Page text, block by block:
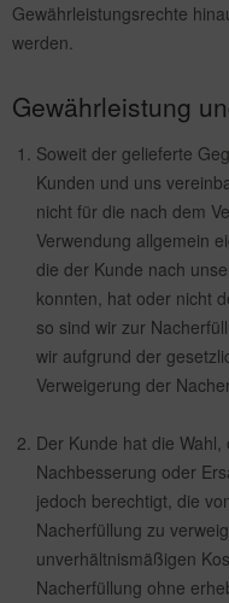
Gewährleistungsrechte
werden.
Gewährleistung
Soweit der gelieferte
Kunden und uns
nicht für die nach dem
Verwendung allgemein
die der Kunde nach
konnten, hat oder nicht
so sind wir zur
wir aufgrund der
Verweigerung der
Der Kunde hat die
Nachbesserung oder
jedoch berechtigt, die
Nacherfüllung zu
unverhältnismäßigen
Nacherfüllung ohne